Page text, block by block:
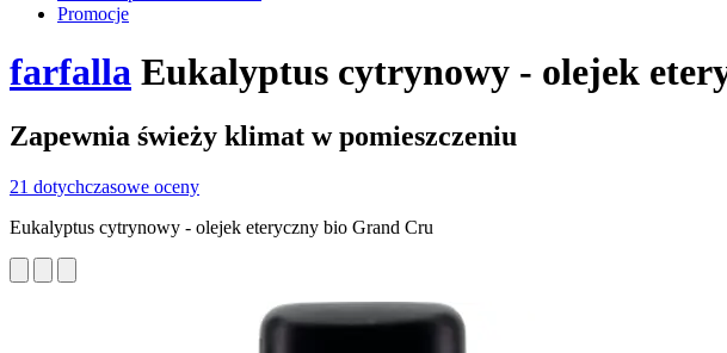
Promocje
farfalla Eukalyptus cytrynowy - olejek
Zapewnia świeży klimat w pomieszczeniu
21 dotychczasowe oceny
Eukalyptus cytrynowy - olejek eteryczny bio Grand Cru